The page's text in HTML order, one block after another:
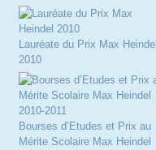
Lauréate du Prix Max Heindel
2010
Bourses d’Etudes et Prix au
Mérite Scolaire Max Heindel